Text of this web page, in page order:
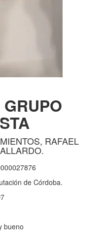
RAFAEL
de Córdoba.
bueno